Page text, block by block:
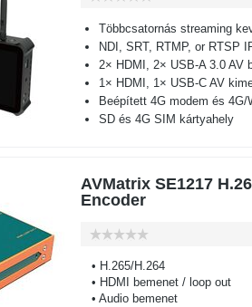
Többcsatornás streaming
NDI, SRT, RTMP, or RTSP
2× HDMI, 2× USB-A 3.0 AV
1× HDMI, 1× USB-C AV
Beépített 4G modem és 4G/
SD és 4G SIM kártyahely
AVMatrix SE1217
Encoder
• H.265/H.264
• HDMI bemenet / loop out
• Audio bemenet